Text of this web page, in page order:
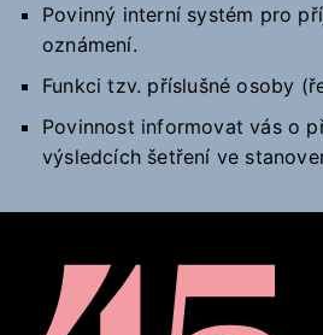
Povinný interní systém pro
oznámení.
Funkci tzv. příslušné osoby
Povinnost informovat vás o
výsledcích šetření ve